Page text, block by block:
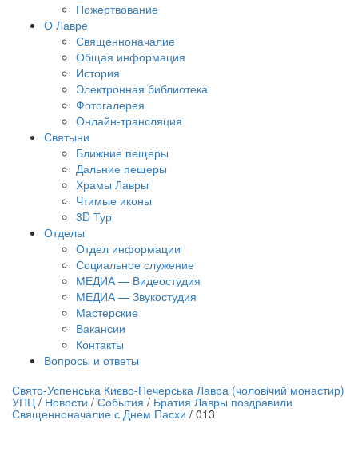
Пожертвование
О Лавре
Священноначалие
Общая информация
История
Электронная библиотека
Фотогалерея
Онлайн-трансляция
Святыни
Ближние пещеры
Дальние пещеры
Храмы Лавры
Чтимые иконы
3D Тур
Отделы
Отдел информации
Социальное служение
МЕДИА — Видеостудия
МЕДИА — Звукостудия
Мастерские
Вакансии
Контакты
Вопросы и ответы
трансляция | 12 сентября
трансляции
Свято-Успенська Києво-Печерська Лавра (чоловічий монастир)
УПЦ / Новости / События / Братия Лавры поздравили
Священноначалие с Днем Пасхи / 013